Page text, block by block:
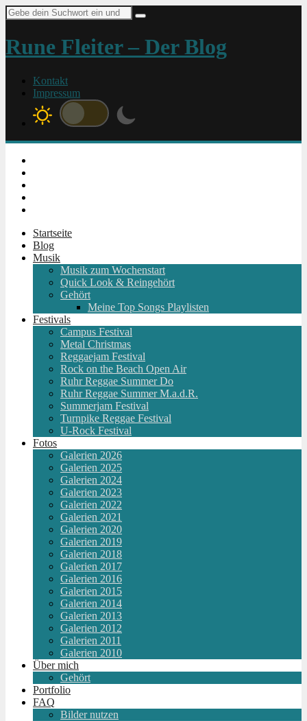
Suche
nach:
Rune Fleiter – Der Blog
Kontakt
Impressum
Startseite
Blog
Musik
Musik zum Wochenstart
Quick Look & Reingehört
Gehört
Meine Top Songs Playlisten
Festivals
Campus Festival
Metal Christmas
Reggaejam Festival
Rock on the Beach Open Air
Ruhr Reggae Summer Do
Ruhr Reggae Summer M.a.d.R.
Summerjam Festival
Turnpike Reggae Festival
U-Rock Festival
Fotos
Galerien 2026
Galerien 2025
Galerien 2024
Galerien 2023
Galerien 2022
Galerien 2021
Galerien 2020
Galerien 2019
Galerien 2018
Galerien 2017
Galerien 2016
Galerien 2015
Galerien 2014
Galerien 2013
Galerien 2012
Galerien 2011
Galerien 2010
Über mich
Gehört
Portfolio
FAQ
Bilder nutzen